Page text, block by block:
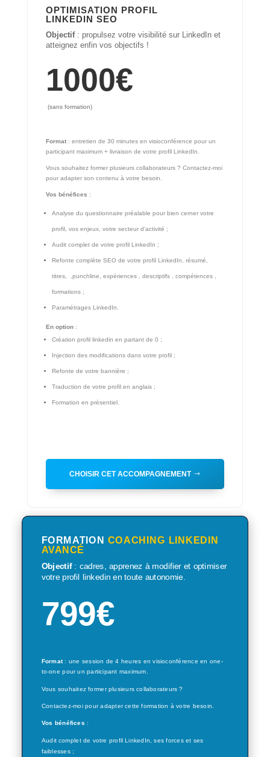
OPTIMISATION PROFIL
LINKEDIN SEO
Objectif: propulsez votre visibilité sur LinkedIn et
atteignez enfin vos objectifs !
1000€
(sans formation)
Format: entretien de 30 minutes en visioconférence pour un
participant maximum + livraison de votre profil LinkedIn.
Vous souhaitez former plusieurs collaborateurs ? Contactez-moi
pour adapter son contenu à votre besoin.
Vos bénéfices :
Analyse du questionnaire préalable pour bien cerner votre
profil, vos enjeux, votre secteur d’activité ;
Audit complet de votre profil LinkedIn ;
Refonte complète SEO de votre profil LinkedIn, résumé,
titres, ,punchline, expériences , descriptifs , compétences ,
formations ;
Paramétrages LinkedIn.
En option:
Création profil linkedin en partant de 0 ;
Injection des modifications dans votre profil ;
Refonte de votre bannière ;
Traduction de votre profil en anglais ;
Formation en présentiel.
CHOISIR CET ACCOMPAGNEMENT
FORMATION COACHING LINKEDIN
AVANCÉ
Objectif: cadres, apprenez à modifier et optimiser
votre profil linkedin en toute autonomie.
799€
Format: une session de 4 heures en visioconférence en one-
to-one pour un participant maximum.
Vous souhaitez former plusieurs collaborateurs ?
Contactez-moi pour adapter cette formation à votre besoin.
Vos bénéfices :
Audit complet de votre profil LinkedIn, ses forces et ses
faiblesses ;